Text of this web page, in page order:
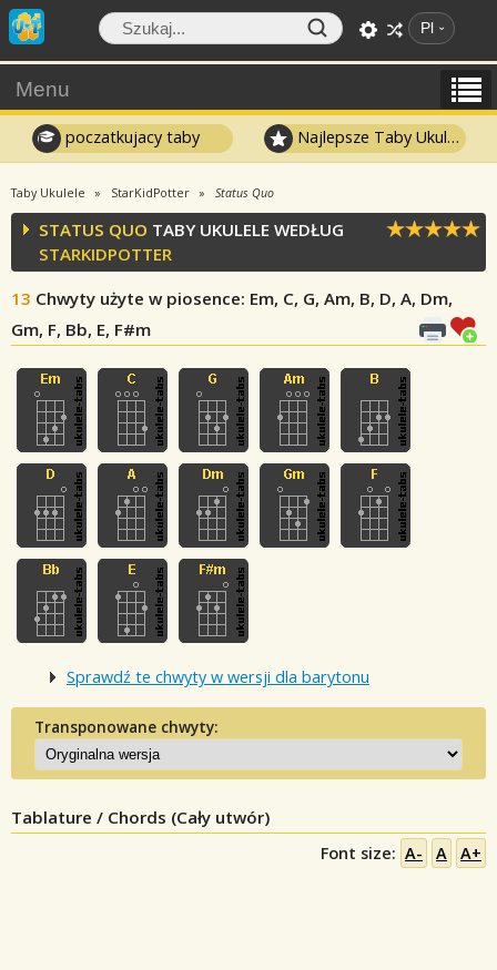
Pl
Menu
poczatkujacy taby Najlepsze Taby Ukulele
Taby Ukulele StarKidPotter Status Quo
STATUS QUO TABY UKULELE WEDŁUG
STARKIDPOTTER
13 Chwyty użyte w piosence: Em, C, G, Am, B, D, A, Dm,
Gm, F, Bb, E, F#m
Sprawdź te chwyty w wersji dla barytonu
Transponowane chwyty:
Tablature / Chords (Cały utwór)
Font size: A- A A+